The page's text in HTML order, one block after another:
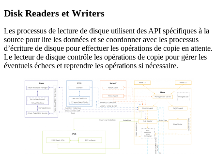
Disk Readers et Writers
Les processus de lecture de disque utilisent des API spécifiques à la
source pour lire les données et se coordonner avec les processus
d’écriture de disque pour effectuer les opérations de copie en attente.
Le lecteur de disque contrôle les opérations de copie pour gérer les
éventuels échecs et reprendre les opérations si nécessaire.